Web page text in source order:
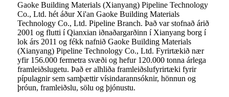
Gaoke Building Materials (Xianyang) Pipeline Technology
Co., Ltd. hét áður Xi'an Gaoke Building Materials
Technology Co., Ltd. Pipeline Branch. Það var stofnað árið
2001 og flutti í Qianxian iðnaðargarðinn í Xianyang borg í
lok árs 2011 og fékk nafnið Gaoke Building Materials
(Xianyang) Pipeline Technology Co., Ltd. Fyrirtækið nær
yfir 156.000 fermetra svæði og hefur 120.000 tonna árlega
framleiðslugetu. Það er alhliða framleiðslufyrirtæki fyrir
pípulagnir sem samþættir vísindarannsóknir, hönnun og
þróun, framleiðslu, sölu og þjónustu.